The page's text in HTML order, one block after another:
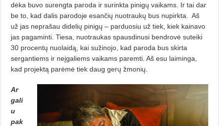
dėka buvo sureng­ta paroda ir surinkta pinigų vaikams. Ir tai dar
be to, kad dalis parodoje esančių nuotraukų bus nupirkta.
Aš
už jas neprašau didelių pinigų – parduosiu už tiek, kiek kainavo
jas pagaminti. Tiesa, nuotraukas spausdinusi bendrovė suteiki
30 procentų nuolaidą, kai sužinojo, kad paroda bus skirta
sergantiems ir neįgaliems vaikams paremti. Aš esu laiminga,
kad projektą parėmė tiek daug gerų žmonių.
Ar
gali
u
pak